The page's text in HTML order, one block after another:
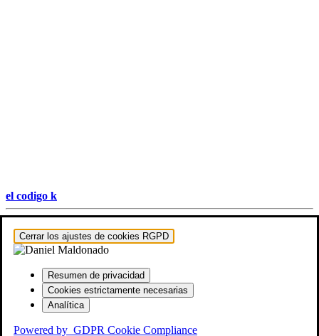
el codigo k
Hestia | Desarrollado porThemeIsle
Cerrar los ajustes de cookies RGPD
Resumen de privacidad
Cookies estrictamente necesarias
Analítica
Powered by GDPR Cookie Compliance